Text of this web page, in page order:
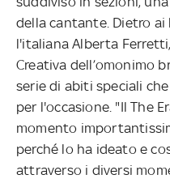
della cantante. Dietro
l'italiana Alberta
Creativa dell’omonimo
serie di abiti speciali
per l'occasione. "Il The
momento
perché lo ha ideato e
attraverso i diversi